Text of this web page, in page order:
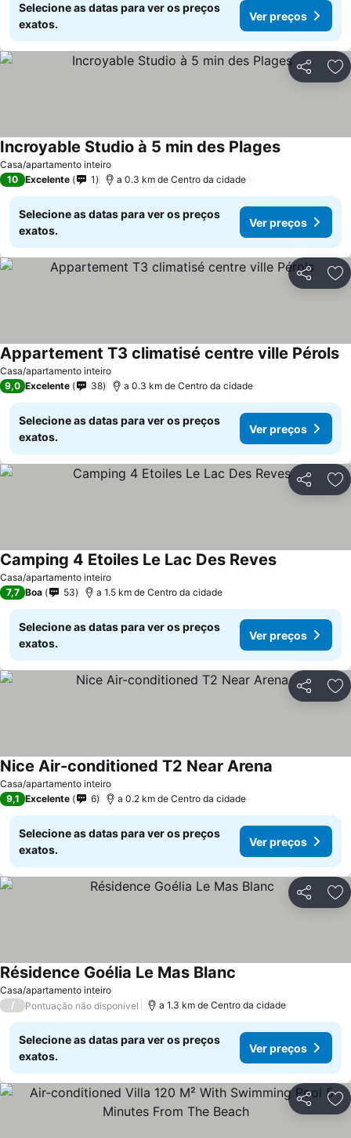
Selecione as datas para ver os preços
exatos.
Ver preços
Partilhar
Casa/apartamento inteiro
Incroyable Studio à 5 min des Plages
10 Excelente 1 a 0.3 km de Centro da cidade
Selecione as datas para ver os preços
exatos.
Ver preços
Partilhar
Casa/apartamento inteiro
Appartement T3 climatisé centre ville Pérols
9,0 Excelente 38 a 0.3 km de Centro da cidade
Selecione as datas para ver os preços
exatos.
Ver preços
Partilhar
Casa/apartamento inteiro
Camping 4 Etoiles Le Lac Des Reves
7,7 Boa 53 a 1.5 km de Centro da cidade
Selecione as datas para ver os preços
exatos.
Ver preços
Partilhar
Casa/apartamento inteiro
Nice Air-conditioned T2 Near Arena
9,1 Excelente 6 a 0.2 km de Centro da cidade
Selecione as datas para ver os preços
exatos.
Ver preços
Partilhar
Casa/apartamento inteiro
Résidence Goélia Le Mas Blanc
/ Pontuação não disponível a 1.3 km de Centro da cidade
Selecione as datas para ver os preços
exatos.
Ver preços
Partilhar